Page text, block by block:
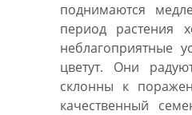
поднимаются
период растения
неблагоприятные
цветут. Они
склонны к
качественный